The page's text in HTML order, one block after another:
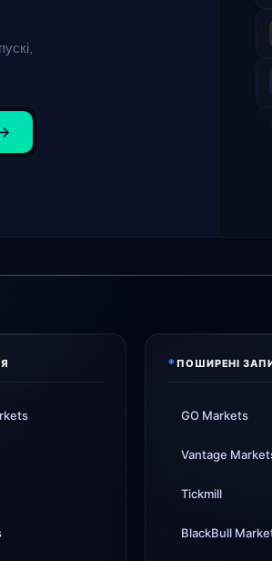
*ПОШИРЕНІ
GO Markets
Vantage
Tickmill
BlackBull